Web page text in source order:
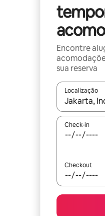
Encontre
sua reserva
Localização
Quando os
Check-in
Checkout